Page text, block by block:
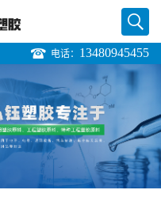
电话： 13480945455